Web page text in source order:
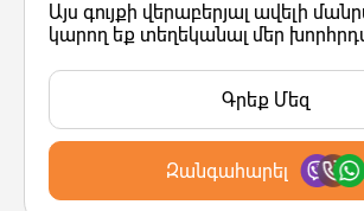
Այս գույքի վերաբերյալ ավելի
կարող եք տեղեկանալ մեր
Գրեք Մեզ
Զանգահարել